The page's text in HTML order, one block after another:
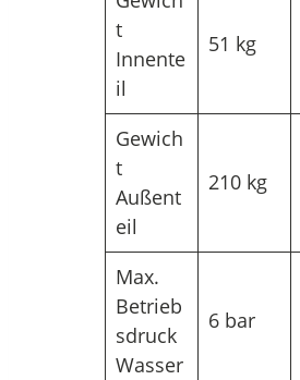
t
Innente
il
51 kg
Gewich
t
Außent
eil
210 kg
Max.
Betrieb
sdruck
Wasser
6 bar